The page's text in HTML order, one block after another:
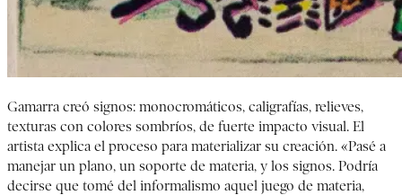
Gamarra creó signos: monocromáticos, caligrafías, relieves,
texturas con colores sombríos, de fuerte impacto visual. El
artista explica el proceso para materializar su creación. «Pasé a
manejar un plano, un soporte de materia, y los signos. Podría
decirse que tomé del informalismo aquel juego de materia,